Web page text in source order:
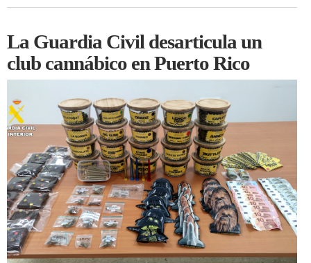
La Guardia Civil desarticula un
club cannábico en Puerto Rico